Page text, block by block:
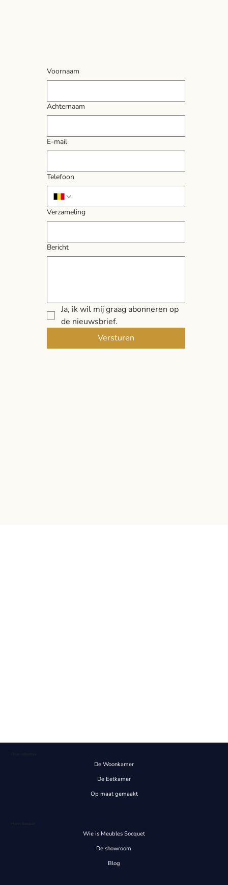
Voornaam
Achternaam
E-mail
Telefoon
Verzameling
Bericht
Ja, ik wil mij graag abonneren op
de nieuwsbrief.
Versturen
De Woonkamer
De Eetkamer
Op maat gemaakt
Henri Socquet
Wie is Meubles Socquet
De showroom
Blog